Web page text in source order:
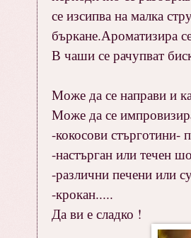
се изсипва на малка
бъркане.Ароматизира
В чаши се рачупват
Може да се направи и
Може да се
-кокосови стърготини-
-настърган или течен
-различни печени или
-крокан.....
Да ви е сладко !